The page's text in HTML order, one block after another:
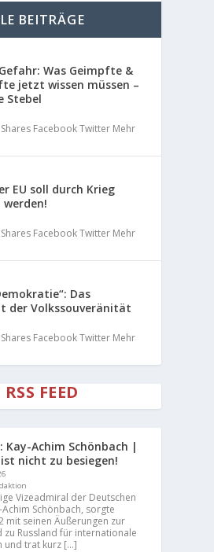
BEITRÄGE
Was Geimpfte &
jetzt wissen müssen –
Stebel
Facebook Twitter Mehr
EU soll durch Krieg
Facebook Twitter Mehr
Das
der Volkssouveränität
Facebook Twitter Mehr
FEED
Kay-Achim Schönbach |
nicht zu besiegen!
Vizeadmiral der Deutschen
Achim Schönbach, sorgte
mit seinen Äußerungen zur
zu Russland für internationale
und trat kurz […]